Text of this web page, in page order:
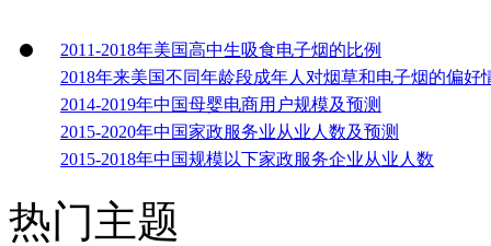
2011-2018年美国高中生吸食电子烟的比例
2018年来美国不同年龄段成年人对烟草和电子烟的偏好
2014-2019年中国母婴电商用户规模及预测
2015-2020年中国家政服务业从业人数及预测
2015-2018年中国规模以下家政服务企业从业人数
热门主题